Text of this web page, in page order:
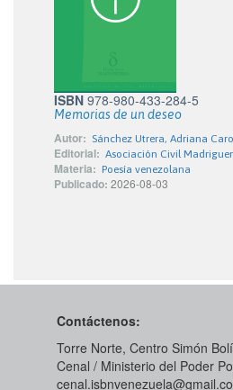
ISBN 978-980-433-284-5
Memorias de un deseo
Autor: Sánchez Utrera, Adriana
Editorial: Asociación Civil
Materia: Poesía venezolana
Publicado: 2026-08-03
Contáctenos:
Torre Norte, Centro Simón
Cenal / Ministerio del Poder